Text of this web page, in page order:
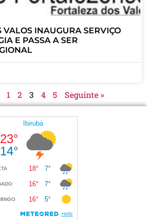
VALOS INAUGURA SERVIÇO
E PASSA A SER
1 2 3 4 5 Seguinte »